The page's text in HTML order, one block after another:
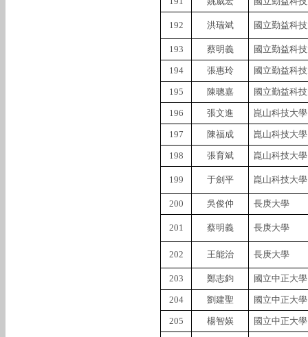
192 洪瑞斌 國立勤益科
193 蔡明義 國立勤益科
194 張惠玲 國立勤益科
195 陳聰嘉 國立勤益科
196 張文進 崑山科技大學
197 陳福成 崑山科技大學
198 張育斌 崑山科技大學
199 于劍平 崑山科技大學
200 吳俊仲 長庚大學
201 蔡明義 長庚大學
202 王能治 長庚大學
203 鄭志鈞 國立中正大學
204 劉建聖 國立中正大學
205 楊智媖 國立中正大學